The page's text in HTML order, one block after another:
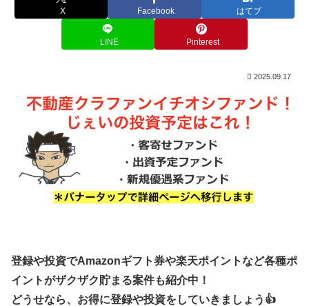
X Facebook はてブ
LINE Pinterest
2025.09.17
登録や投資でAmazonギフト券や楽天ポイントなど各種ポ
イントがザクザク貯まる案件も紹介中！
どうせなら、お得に登録や投資をしていきましょう👍